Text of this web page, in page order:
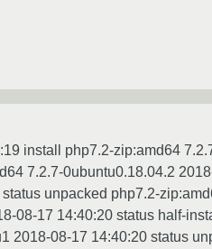
install php7.2-zip:amd64
7.2.7-0ubuntu0.18.04.2
unpacked php7.2-
08-17 14:40:20 status half-
2018-08-17 14:40:20 status